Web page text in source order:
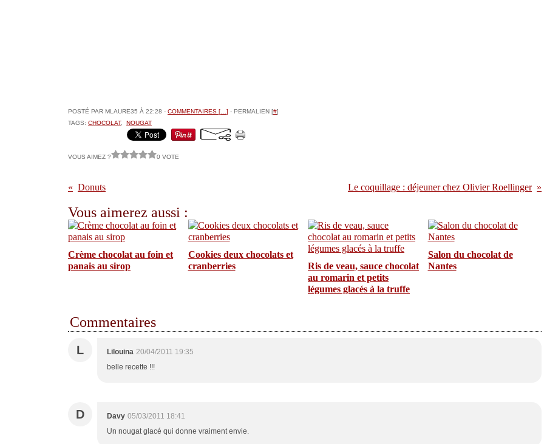
POSTÉ PAR MLAURE35 À 22:28 - COMMENTAIRES [ ] - PERMALIEN [#]
TAGS: CHOCOLAT, NOUGAT
VOUS AIMEZ ? 0 VOTE
Donuts Le coquillage : déjeuner chez Olivier Roellinger
Vous aimerez aussi :
Crème chocolat au foin et
panais au sirop
Cookies deux chocolats et
cranberries
Ris de veau, sauce chocolat
au romarin et petits
légumes glacés à la truffe
Salon du chocolat de
Nantes
Commentaires
L Lilouina 20/04/2011 19:35
belle recette !!!
D Davy 05/03/2011 18:41
Un nougat glacé qui donne vraiment envie.